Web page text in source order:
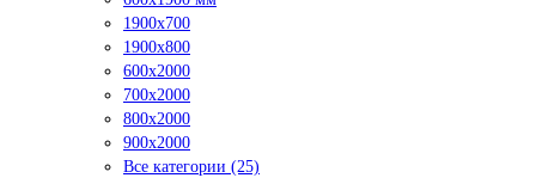
1900х700
1900х800
600x2000
700x2000
800x2000
900x2000
Все категории (25)